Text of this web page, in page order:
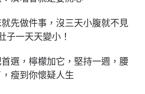
先做件事，沒三天小腹就不見
子一天天變小！
選，檸檬加它，堅持一週，腰
瘦到你懷疑人生